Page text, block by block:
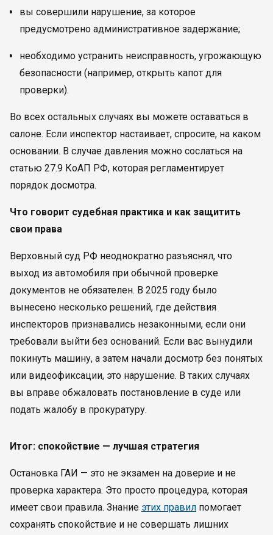
вы совершили нарушение, за которое
предусмотрено административное задержание;
необходимо устранить неисправность, угрожающую
безопасности (например, открыть капот для
проверки).
Во всех остальных случаях вы можете оставаться в
салоне. Если инспектор настаивает, спросите, на каком
основании. В случае давления можно сослаться на
статью 27.9 КоАП РФ, которая регламентирует
порядок досмотра.
Что говорит судебная практика и как защитить
свои права
Верховный суд РФ неоднократно разъяснял, что
выход из автомобиля при обычной проверке
документов не обязателен. В 2025 году было
вынесено несколько решений, где действия
инспекторов признавались незаконными, если они
требовали выйти без оснований. Если вас вынудили
покинуть машину, а затем начали досмотр без понятых
или видеофиксации, это нарушение. В таких случаях
вы вправе обжаловать постановление в суде или
подать жалобу в прокуратуру.
Итог: спокойствие — лучшая стратегия
Остановка ГАИ — это не экзамен на доверие и не
проверка характера. Это просто процедура, которая
имеет свои правила. Знание этих правил помогает
сохранять спокойствие и не совершать лишних